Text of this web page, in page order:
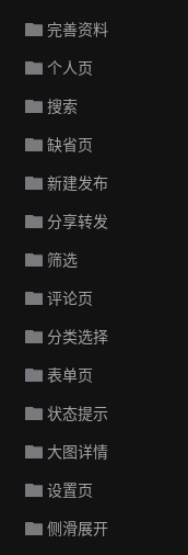
完善资料
个人页
搜索
缺省页
新建发布
分享转发
筛选
评论页
分类选择
表单页
状态提示
大图详情
设置页
侧滑展开